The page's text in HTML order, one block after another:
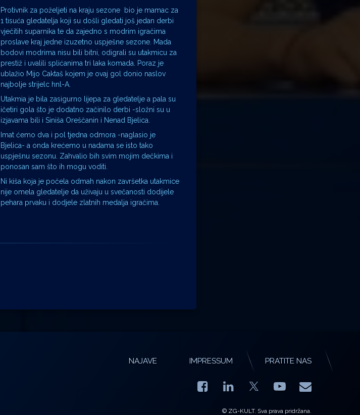
Protivnik za poželjeti na kraju sezone bio je mamac za
1 tisuća gledatelja koji su došli gledati još jedan derbi
vječitih suparnika te da zajedno s modrim igračima
proslave kraj jedne izuzetno uspješne sezone. Mada
bodovi modrima nisu bili bitni, odigrali su utakmicu za
prestiž i uvalili splićanima tri laka komada. Poraz je
ublažio Mijo Caktaš kojem je ovaj gol donio naslov
najbolje strijelc hnl-A.
Utakmia je bila zasigurno lijepa za gledatelje a pala su
ičetiri gola što je dodatno začinilo derbi -složni su u
izjavama bili i Siniša Oreščanin i Nenad Bjelica.
Imat ćemo dva i pol tjedna odmora -naglasio je
Bjelica- a onda krećemo u nadama se isto tako
uspješnu sezonu. Zahvalio bih svim mojim dečkima i
ponosan sam što ih mogu voditi.
Ni kiša koja je počela odmah nakon završetka utakmice
nije omela gledatelje da uživaju u svečanosti dodijele
pehara prvaku i dodjele zlatnih medalja igračima.
NAJAVE IMPRESSUM PRATITE NAS
Facebook
LinkedIn YouTube
E-mail
© ZG-KULT. Sva prava pridržana.